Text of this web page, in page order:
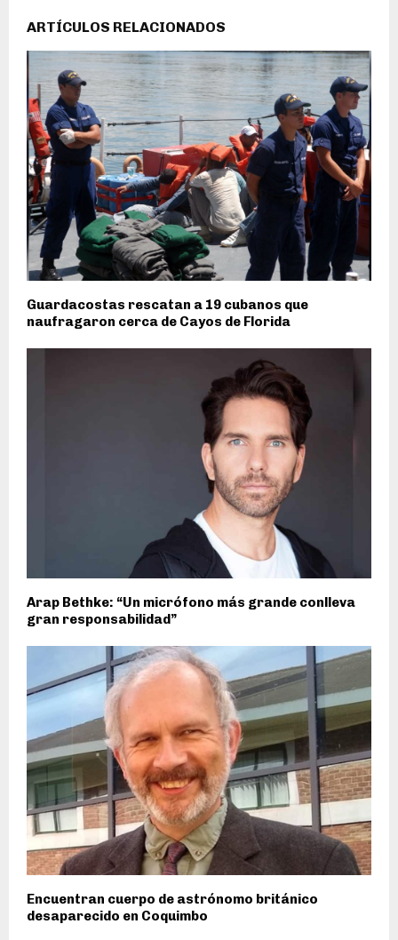
ARTÍCULOS RELACIONADOS
Guardacostas rescatan a 19 cubanos que
naufragaron cerca de Cayos de Florida
Arap Bethke: “Un micrófono más grande conlleva
gran responsabilidad”
Encuentran cuerpo de astrónomo británico
desaparecido en Coquimbo